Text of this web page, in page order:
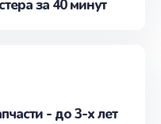
за 40 минут
- до 3-х лет